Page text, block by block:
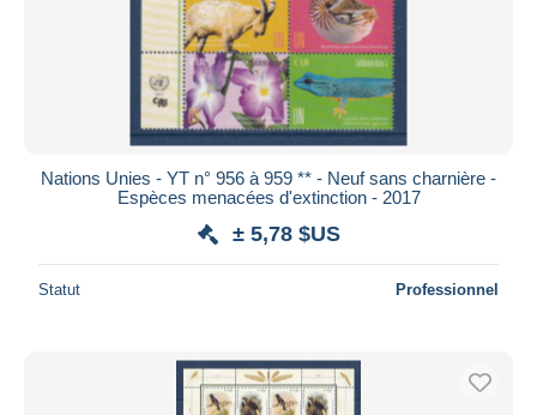
Nations Unies - YT n° 956 à 959 ** - Neuf sans charnière -
Espèces menacées d'extinction - 2017
± 5,78 $US
Statut Professionnel